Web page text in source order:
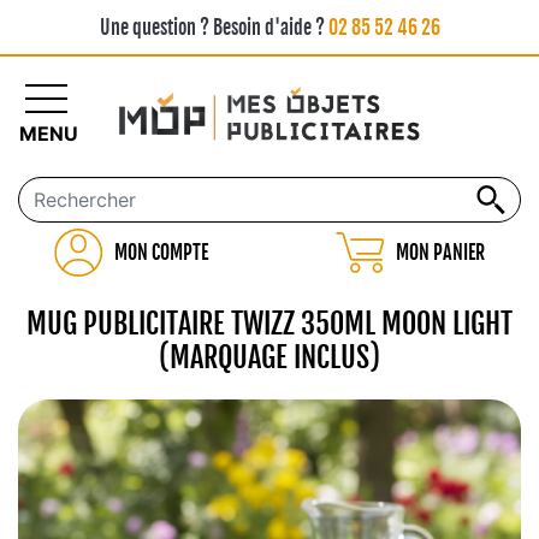
Une question ? Besoin d'aide ?02 85 52 46 26
MON COMPTE MON PANIER
MENU
MUG PUBLICITAIRE TWIZZ 350ML MOON LIGHT
(MARQUAGE INCLUS)